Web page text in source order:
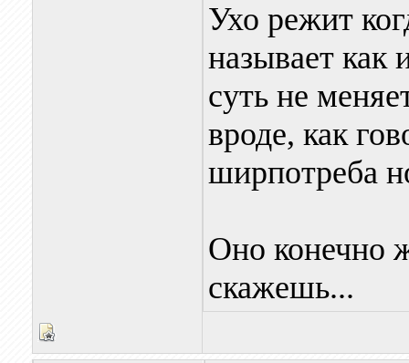
Ухо режит
называет как
суть не
вроде, как
ширпотреба
Оно конечно
скажешь...